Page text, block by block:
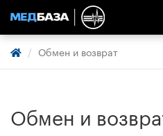
Обмен и возврат
Обмен и